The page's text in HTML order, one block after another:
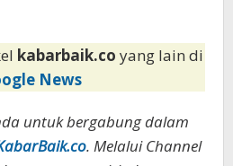
kabarbaik.co yang lain di
News
untuk bergabung dalam
. Melalui Channel